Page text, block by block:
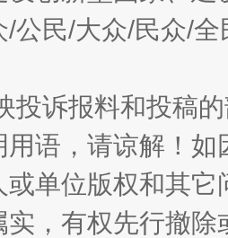
/公民/大众/民众/
投诉报料和投稿
用语，请谅解！
或单位版权和其它
实，有权先行撤